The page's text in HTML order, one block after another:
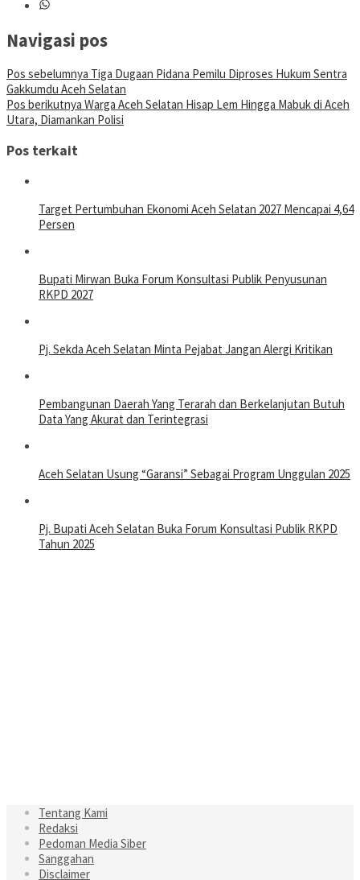
Navigasi pos
Pos sebelumnya Tiga Dugaan Pidana Pemilu Diproses Hukum Sentra
Gakkumdu Aceh Selatan
Pos berikutnya Warga Aceh Selatan Hisap Lem Hingga Mabuk di Aceh
Utara, Diamankan Polisi
Pos terkait
Target Pertumbuhan Ekonomi Aceh Selatan 2027 Mencapai 4,64
Persen
Bupati Mirwan Buka Forum Konsultasi Publik Penyusunan
RKPD 2027
Pj. Sekda Aceh Selatan Minta Pejabat Jangan Alergi Kritikan
Pembangunan Daerah Yang Terarah dan Berkelanjutan Butuh
Data Yang Akurat dan Terintegrasi
Aceh Selatan Usung “Garansi” Sebagai Program Unggulan 2025
Pj. Bupati Aceh Selatan Buka Forum Konsultasi Publik RKPD
Tahun 2025
Tentang Kami
Redaksi
Pedoman Media Siber
Sanggahan
Disclaimer